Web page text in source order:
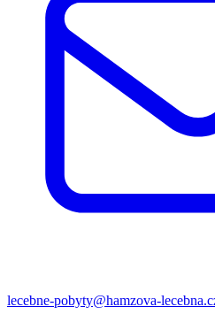
lecebne-pobyty@hamzova-